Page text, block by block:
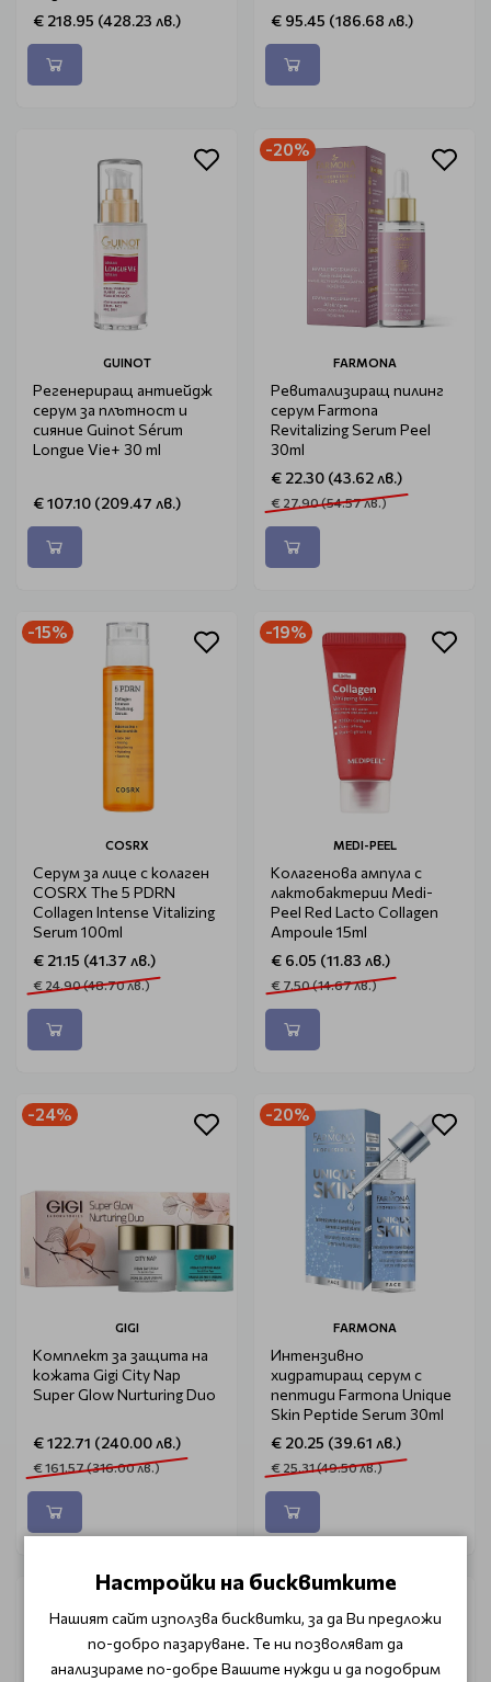
Influx 30ml
€ 218.95 (428.23 лв.)
€ 95.45 (186.68 лв.)
GUINOT
Регенериращ антиейдж
серум за плътност и
сияние Guinot Sérum
Longue Vie+ 30 ml
€ 107.10 (209.47 лв.)
-20%
FARMONA
Ревитализиращ пилинг
серум Farmona
Revitalizing Serum Peel
30ml
€ 22.30 (43.62 лв.)
€ 27.90 (54.57 лв.)
-15%
COSRX
Серум за лице с колаген
COSRX The 5 PDRN
Collagen Intense Vitalizing
Serum 100ml
€ 21.15 (41.37 лв.)
€ 24.90 (48.70 лв.)
-19%
MEDI-PEEL
Колагенова ампула с
лактобактерии Medi-
Peel Red Lacto Collagen
Ampoule 15ml
€ 6.05 (11.83 лв.)
€ 7.50 (14.67 лв.)
-24%
GIGI
Комплект за защита на
кожата Gigi City Nap
Super Glow Nurturing Duo
€ 122.71 (240.00 лв.)
€ 161.57 (316.00 лв.)
-20%
FARMONA
Интензивно
хидратиращ серум с
пептиди Farmona Unique
Skin Peptide Serum 30ml
€ 20.25 (39.61 лв.)
€ 25.31 (49.50 лв.)
-15%
Настройки на бисквитките
Нашият сайт използва бисквитки, за да Ви предложи
по-добро пазаруване. Те ни позволяват да
анализираме по-добре Вашите нужди и да подобрим